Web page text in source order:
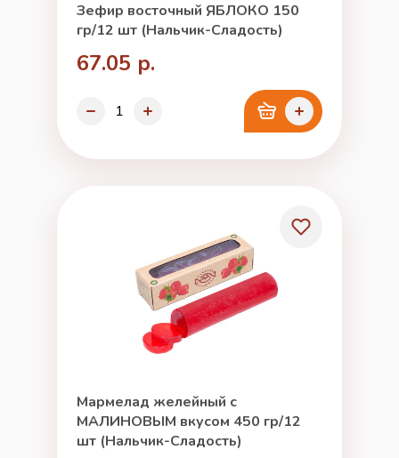
Зефир восточный ЯБЛОКО 150
гр/12 шт (Нальчик-Сладость)
67.05 р.
Мармелад желейный с
МАЛИНОВЫМ вкусом 450 гр/12
шт (Нальчик-Сладость)